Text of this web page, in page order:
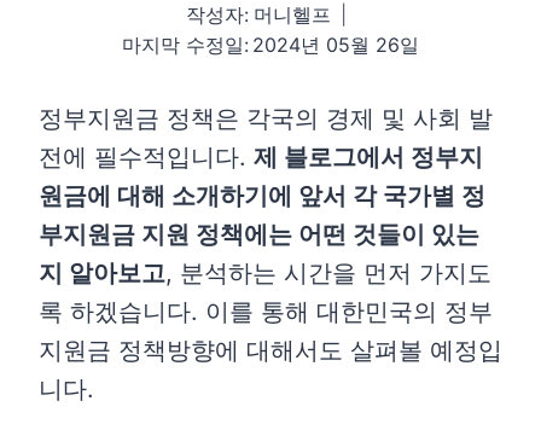
작성자: 머니헬프
마지막 수정일: 2024년 05월 26일
정부지원금 정책은 각국의 경제 및 사회 발
전에 필수적입니다. 제 블로그에서 정부지
원금에 대해 소개하기에 앞서 각 국가별 정
부지원금 지원 정책에는 어떤 것들이 있는
지 알아보고, 분석하는 시간을 먼저 가지도
록 하겠습니다. 이를 통해 대한민국의 정부
지원금 정책방향에 대해서도 살펴볼 예정입
니다.